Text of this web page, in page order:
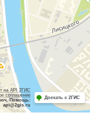
на API 2ГИС
соглашение
Помощь:
api@2gis.ru
Доехать с 2ГИС